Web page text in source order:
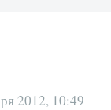
2012, 10:49